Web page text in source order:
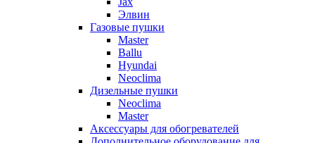
Элвин
Газовые пушки
Master
Ballu
Hyundai
Neoclima
Дизельные пушки
Neoclima
Master
Аксессуары для обогревателей